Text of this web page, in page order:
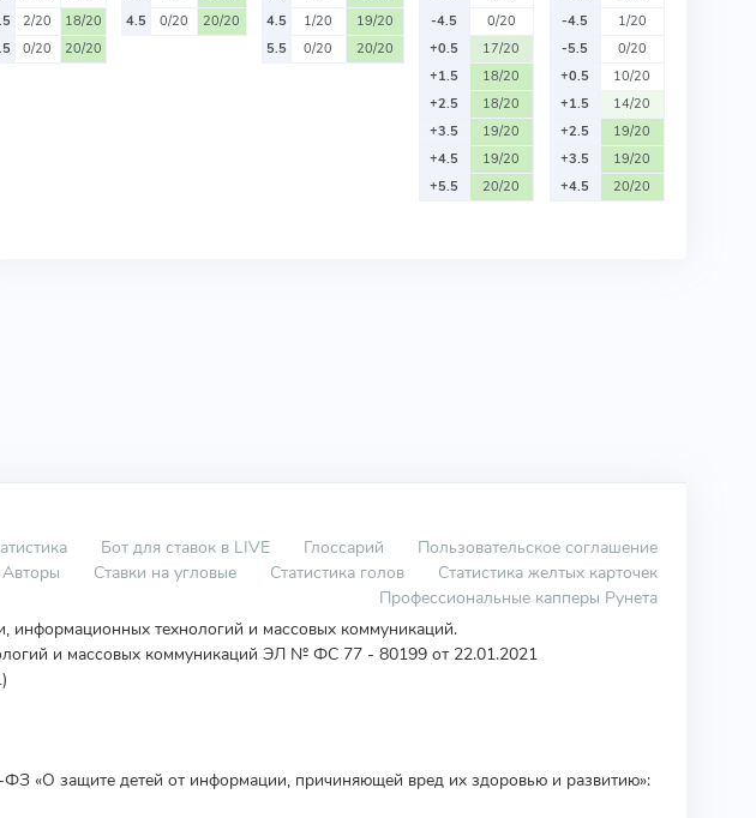
2/20
18/20
0/20 20/20
4.5
0/20 20/20
4.5
1/20
19/20
5.5
0/20 20/20
-4.5
0/20
+0.5
17/20
+1.5
18/20
+2.5
18/20
+3.5
19/20
+4.5
19/20
+5.5
20/20
-4.5
1/20
-5.5
0/20
+0.5
10/20
+1.5
14/20
+2.5
19/20
+3.5
19/20
+4.5
20/20
Бот для ставок в LIVE Глоссарий
Пользовательское соглашение
Авторы
Ставки на угловые Статистика голов
Статистика желтых карточек
Профессиональные капперы Рунета
информационных технологий и массовых коммуникаций.
и массовых коммуникаций ЭЛ № ФС 77 - 80199 от 22.01.2021
«О защите детей от информации, причиняющей вред их здоровью и развитию»: